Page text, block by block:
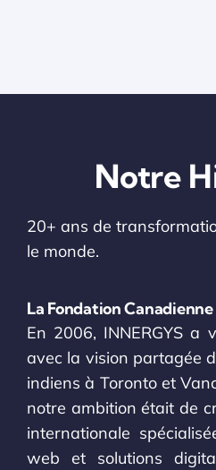
Notre
20+ ans de
le monde.
La Fondation Canadienne
En 2006, INNERGYS a
avec la vision partagée
indiens à Toronto et
notre ambition était de
internationale
web et solutions